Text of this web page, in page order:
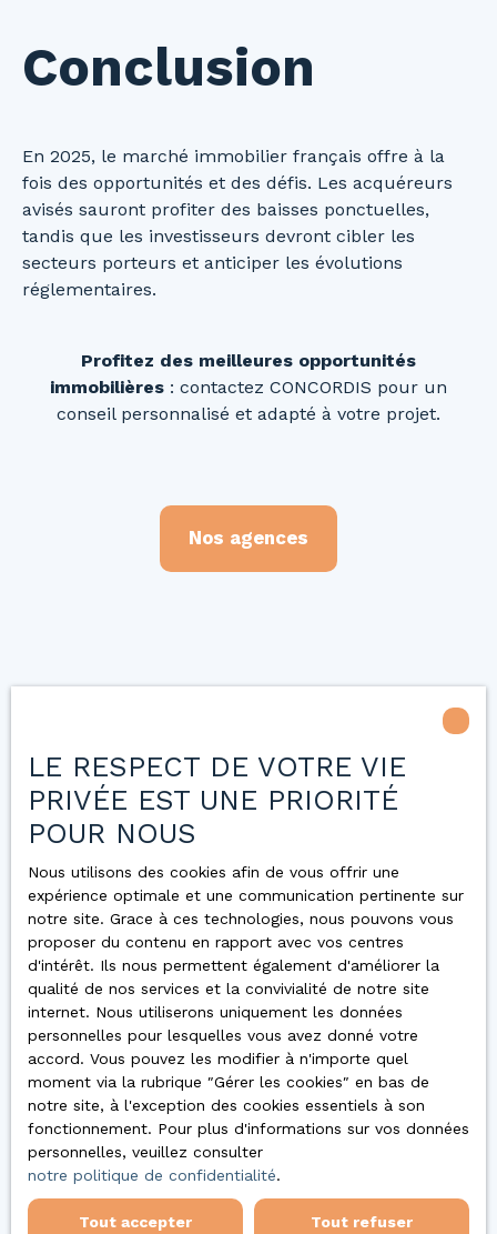
Conclusion
En 2025, le marché immobilier français offre à la
fois des opportunités et des défis. Les acquéreurs
avisés sauront profiter des baisses ponctuelles,
tandis que les investisseurs devront cibler les
secteurs porteurs et anticiper les évolutions
réglementaires.
Profitez des meilleures opportunités
immobilières : contactez CONCORDIS pour un
conseil personnalisé et adapté à votre projet.
Nos agences
Vous
apprécierez
également
LE RESPECT DE VOTRE VIE
PRIVÉE EST UNE PRIORITÉ
POUR NOUS
Nous utilisons des cookies afin de vous offrir une
expérience optimale et une communication pertinente sur
notre site. Grace à ces technologies, nous pouvons vous
proposer du contenu en rapport avec vos centres
d'intérêt. Ils nous permettent également d'améliorer la
qualité de nos services et la convivialité de notre site
internet. Nous utiliserons uniquement les données
personnelles pour lesquelles vous avez donné votre
accord. Vous pouvez les modifier à n'importe quel
moment via la rubrique ″Gérer les cookies″ en bas de
notre site, à l'exception des cookies essentiels à son
fonctionnement. Pour plus d'informations sur vos données
personnelles, veuillez consulter
notre politique de confidentialité.
Tout accepter Tout refuser